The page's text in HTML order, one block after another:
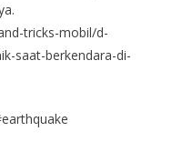
tricks-mobil/d-
saat-berkendara-di-